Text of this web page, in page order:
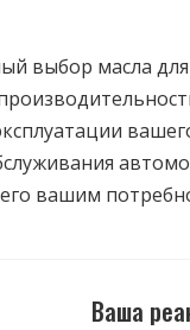
выбор масла
вашим
Ваша